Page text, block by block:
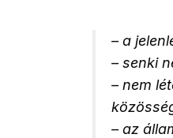
– a
– senki
– nem
– az